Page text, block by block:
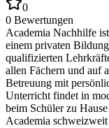
0
0 Bewertungen
Academia Nachhilfe
einem privaten
qualifizierten
allen Fächern und auf
Betreuung mit
Unterricht findet in
beim Schüler zu
Academia